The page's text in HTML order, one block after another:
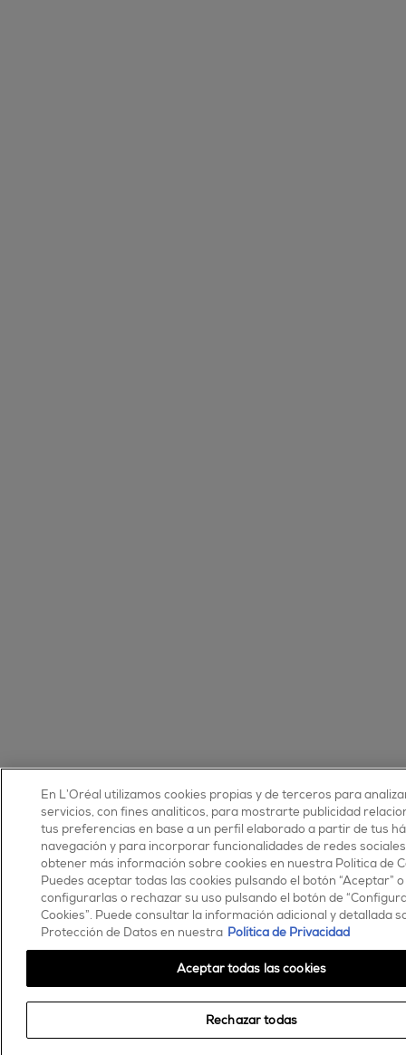
En L’Oréal utilizamos cookies propias y de terceros para
servicios, con fines analíticos, para mostrarte publicidad
tus preferencias en base a un perfil elaborado a partir de tus
navegación y para incorporar funcionalidades de redes
obtener más información sobre cookies en nuestra Política de
Puedes aceptar todas las cookies pulsando el botón “Aceptar” o
configurarlas o rechazar su uso pulsando el botón de
Cookies”. Puede consultar la información adicional y detallada
Protección de Datos en nuestra Política de Privacidad
Rechazar todas
Aceptar todas las cookies